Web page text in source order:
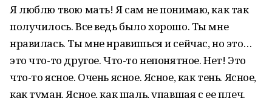
Я люблю твою мать! Я сам не понимаю, как так
получилось. Все ведь было хорошо. Ты мне
нравилась. Ты мне нравишься и сейчас, но это…
это что-то другое. Что-то непонятное. Нет! Это
что-то ясное. Очень ясное. Ясное, как тень. Ясное,
как туман. Ясное, как шаль, упавшая с ее плеч.